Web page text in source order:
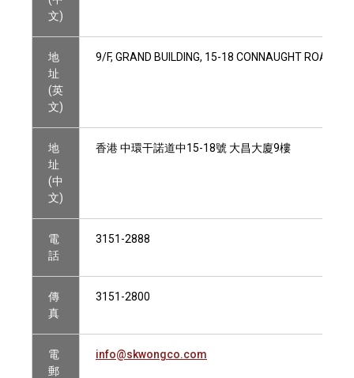
文)
地
址
(英
文)
9/F, GRAND BUILDING, 15-18 CONNAUGHT ROAD
地
址
(中
文)
香港 中環干諾道中15-18號 大昌大廈9樓
電
話
3151-2888
傳
真
3151-2800
電
郵
info@skwongco.com